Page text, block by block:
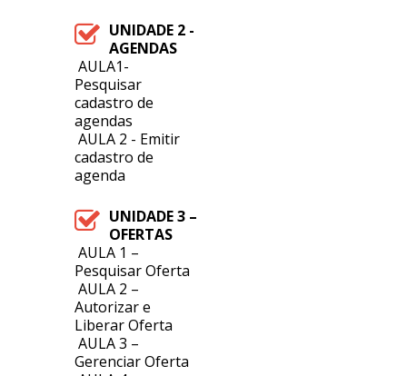
UNIDADE 2 -
AGENDAS
AULA1-
Pesquisar
cadastro de
agendas
AULA 2 - Emitir
cadastro de
agenda
UNIDADE 3 –
OFERTAS
AULA 1 –
Pesquisar Oferta
AULA 2 –
Autorizar e
Liberar Oferta
AULA 3 –
Gerenciar Oferta